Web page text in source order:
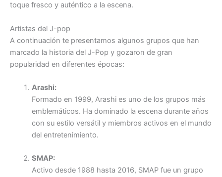
toque fresco y auténtico a la escena.
Artistas del J-pop
A continuación te presentamos algunos grupos que han
marcado la historia del J-Pop y gozaron de gran
popularidad en diferentes épocas:
Arashi:
Formado en 1999, Arashi es uno de los grupos más
emblemáticos. Ha dominado la escena durante años
con su estilo versátil y miembros activos en el mundo
del entretenimiento.
SMAP:
Activo desde 1988 hasta 2016, SMAP fue un grupo